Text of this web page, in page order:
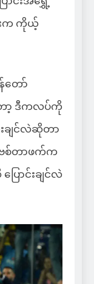
က ကိုယ့်
တော်
ာ့ ဒီကလပ်ကို
ချင်လဲဆိုတာ
ဗစ်တာဖက်က
ာင်းချင်လဲ